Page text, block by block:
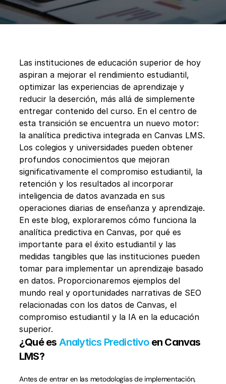
Las instituciones de educación superior de hoy
aspiran a mejorar el rendimiento estudiantil,
optimizar las experiencias de aprendizaje y
reducir la deserción, más allá de simplemente
entregar contenido del curso. En el centro de
esta transición se encuentra un nuevo motor:
la analítica predictiva integrada en Canvas LMS.
Los colegios y universidades pueden obtener
profundos conocimientos que mejoran
significativamente el compromiso estudiantil, la
retención y los resultados al incorporar
inteligencia de datos avanzada en sus
operaciones diarias de enseñanza y aprendizaje.
En este blog, exploraremos cómo funciona la
analítica predictiva en Canvas, por qué es
importante para el éxito estudiantil y las
medidas tangibles que las instituciones pueden
tomar para implementar un aprendizaje basado
en datos. Proporcionaremos ejemplos del
mundo real y oportunidades narrativas de SEO
relacionadas con los datos de Canvas, el
compromiso estudiantil y la IA en la educación
superior.
¿Qué es Analytics Predictivo en Canvas
LMS?
Antes de entrar en las metodologías de implementación,